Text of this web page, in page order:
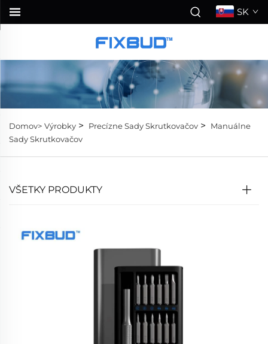
SK
Domov> Výrobky > Precízne Sady Skrutkovačov >
Manuálne
Sady Skrutkovačov
VŠETKY PRODUKTY